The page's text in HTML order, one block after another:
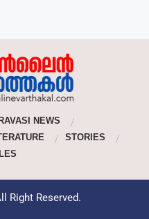
NEWS
STORIES
Right Reserved.